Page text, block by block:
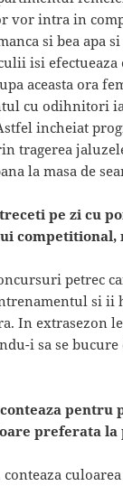
vor intra in
si bea apa
isi efectueaza
aceasta ora
cu odihnitori
incheiat
tragerea
la masa de
pe zi cu
competitional,
petrec
si ii
In extrasezon
i sa se bucure
preferata la